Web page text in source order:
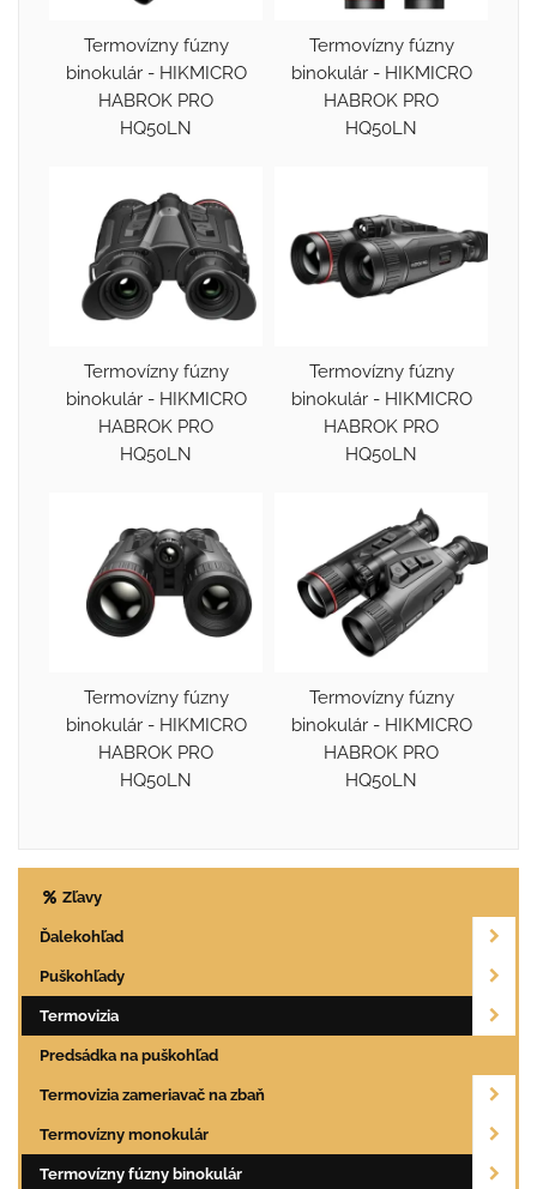
Termovízny fúzny
binokulár - HIKMICRO
HABROK PRO
HQ50LN
Termovízny fúzny
binokulár - HIKMICRO
HABROK PRO
HQ50LN
Termovízny fúzny
binokulár - HIKMICRO
HABROK PRO
HQ50LN
Termovízny fúzny
binokulár - HIKMICRO
HABROK PRO
HQ50LN
Termovízny fúzny
binokulár - HIKMICRO
HABROK PRO
HQ50LN
Termovízny fúzny
binokulár - HIKMICRO
HABROK PRO
HQ50LN
Zľavy
Ďalekohľad
Puškohľady
Termovizia
Predsádka na puškohľad
Termovizia zameriavač na zbaň
Termovízny monokulár
Termovízny fúzny binokulár